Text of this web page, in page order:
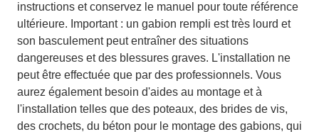
instructions et conservez le manuel pour toute référence
ultérieure. Important : un gabion rempli est très lourd et
son basculement peut entraîner des situations
dangereuses et des blessures graves. L'installation ne
peut être effectuée que par des professionnels. Vous
aurez également besoin d'aides au montage et à
l'installation telles que des poteaux, des brides de vis,
des crochets, du béton pour le montage des gabions, qui